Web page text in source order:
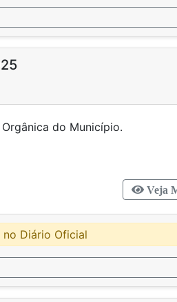
Lei Orgânica do
Veja
no Diário Oficial